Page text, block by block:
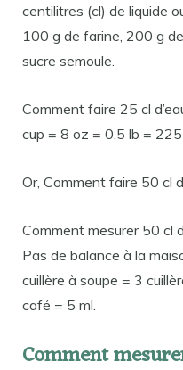
centilitres (cl) de liquide
100 g de farine, 200 g
sucre semoule.
Comment faire 25 cl
cup = 8 oz = 0.5 lb = 225
Or, Comment faire 50 cl
Comment mesurer 50 cl
Pas de balance à la
cuillère à soupe = 3
café = 5 ml.
Comment